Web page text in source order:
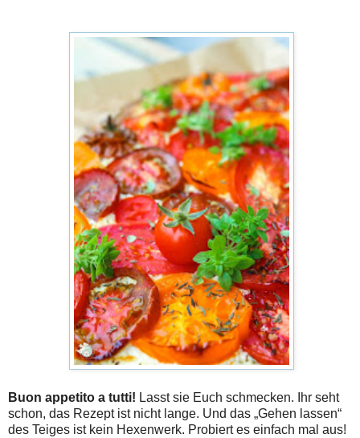
Buon appetito a tutti! Lasst sie Euch schmecken. Ihr seht
schon, das Rezept ist nicht lange. Und das „Gehen lassen“
des Teiges ist kein Hexenwerk. Probiert es einfach mal aus!